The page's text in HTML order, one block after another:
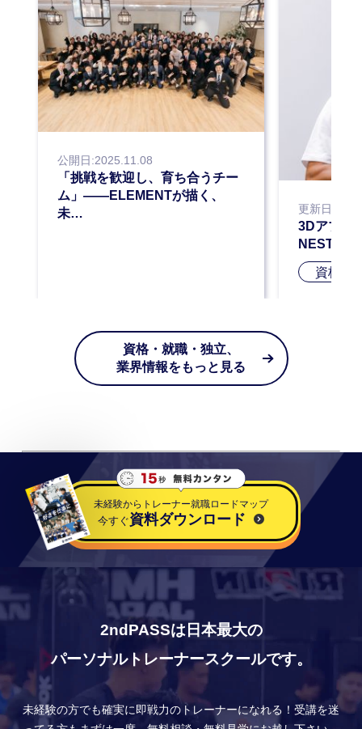
公開日:2025.11.08
「挑戦を歓迎し、育ち合うチー
ム」——ELEMENTが描く、
未…
更新日
3Dアプリ
NESTA-
資格合
資格・就職・独立、
業界情報をもっと見る
未経験からトレーナー就職ロードマップ
今すぐ資料ダウンロード
2ndPASSは日本最大の
パーソナルトレーナースクールです。
未経験の方でも確実に即戦力のトレーナーになれる！ 受講を迷